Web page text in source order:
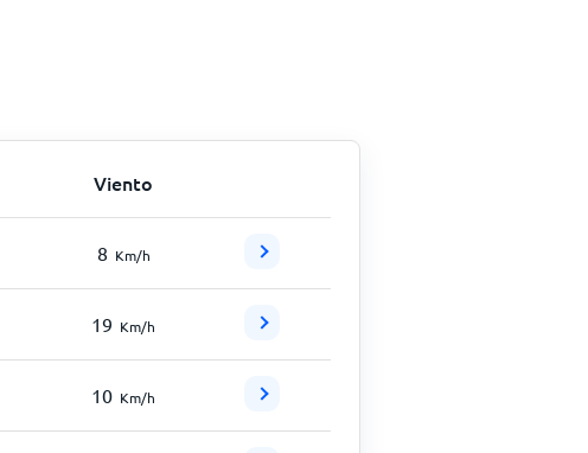
Viento
8 Km/h
19 Km/h
10 Km/h